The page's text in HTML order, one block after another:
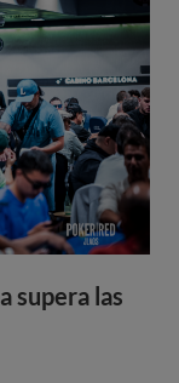
supera las